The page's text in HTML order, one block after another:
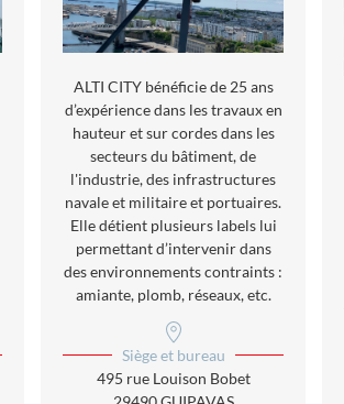
ALTI CITY bénéficie de 25 ans
d’expérience dans les travaux en
hauteur et sur cordes dans les
secteurs du bâtiment, de
l'industrie, des infrastructures
navale et militaire et portuaires.
Elle détient plusieurs labels lui
permettant d’intervenir dans
des environnements contraints :
amiante, plomb, réseaux, etc.
Siège et bureau
495 rue Louison Bobet